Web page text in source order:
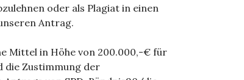
oder als Plagiat in einen
Antrag.
Mittel in Höhe von 200.000,-€ für
die Zustimmung der